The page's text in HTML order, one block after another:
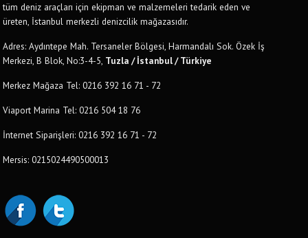
tüm deniz araçları için ekipman ve malzemeleri tedarik eden ve
üreten, İstanbul merkezli denizcilik mağazasıdır.
Adres: Aydıntepe Mah. Tersaneler Bölgesi, Harmandalı Sok. Özek İş
Merkezi, B Blok, No:3-4-5, Tuzla / İstanbul / Türkiye
Merkez Mağaza Tel: 0216 392 16 71 - 72
Viaport Marina Tel: 0216 504 18 76
İnternet Siparişleri: 0216 392 16 71 - 72
Mersis: 0215024490500013